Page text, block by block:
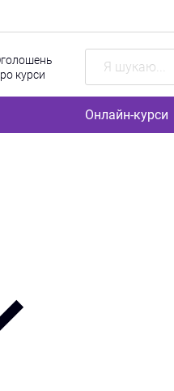
курси
Поиск
Онлайн-курси